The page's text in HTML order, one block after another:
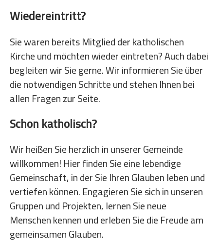
Wiedereintritt?
Sie waren bereits Mitglied der katholischen
Kirche und möchten wieder eintreten? Auch dabei
begleiten wir Sie gerne. Wir informieren Sie über
die notwendigen Schritte und stehen Ihnen bei
allen Fragen zur Seite.
Schon katholisch?
Wir heißen Sie herzlich in unserer Gemeinde
willkommen! Hier finden Sie eine lebendige
Gemeinschaft, in der Sie Ihren Glauben leben und
vertiefen können. Engagieren Sie sich in unseren
Gruppen und Projekten, lernen Sie neue
Menschen kennen und erleben Sie die Freude am
gemeinsamen Glauben.